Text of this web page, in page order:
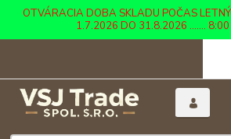
OTVÁRACIA DOBA SKLADU POČAS
1.7.2026 DO 31.8.2026 .......